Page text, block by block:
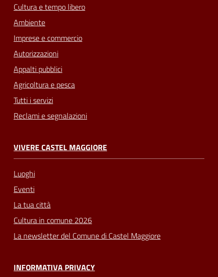
Cultura e tempo libero
Ambiente
Imprese e commercio
Autorizzazioni
Appalti pubblici
Agricoltura e pesca
Tutti i servizi
Reclami e segnalazioni
VIVERE CASTEL MAGGIORE
Luoghi
Eventi
La tua città
Cultura in comune 2026
La newsletter del Comune di Castel Maggiore
INFORMATIVA PRIVACY